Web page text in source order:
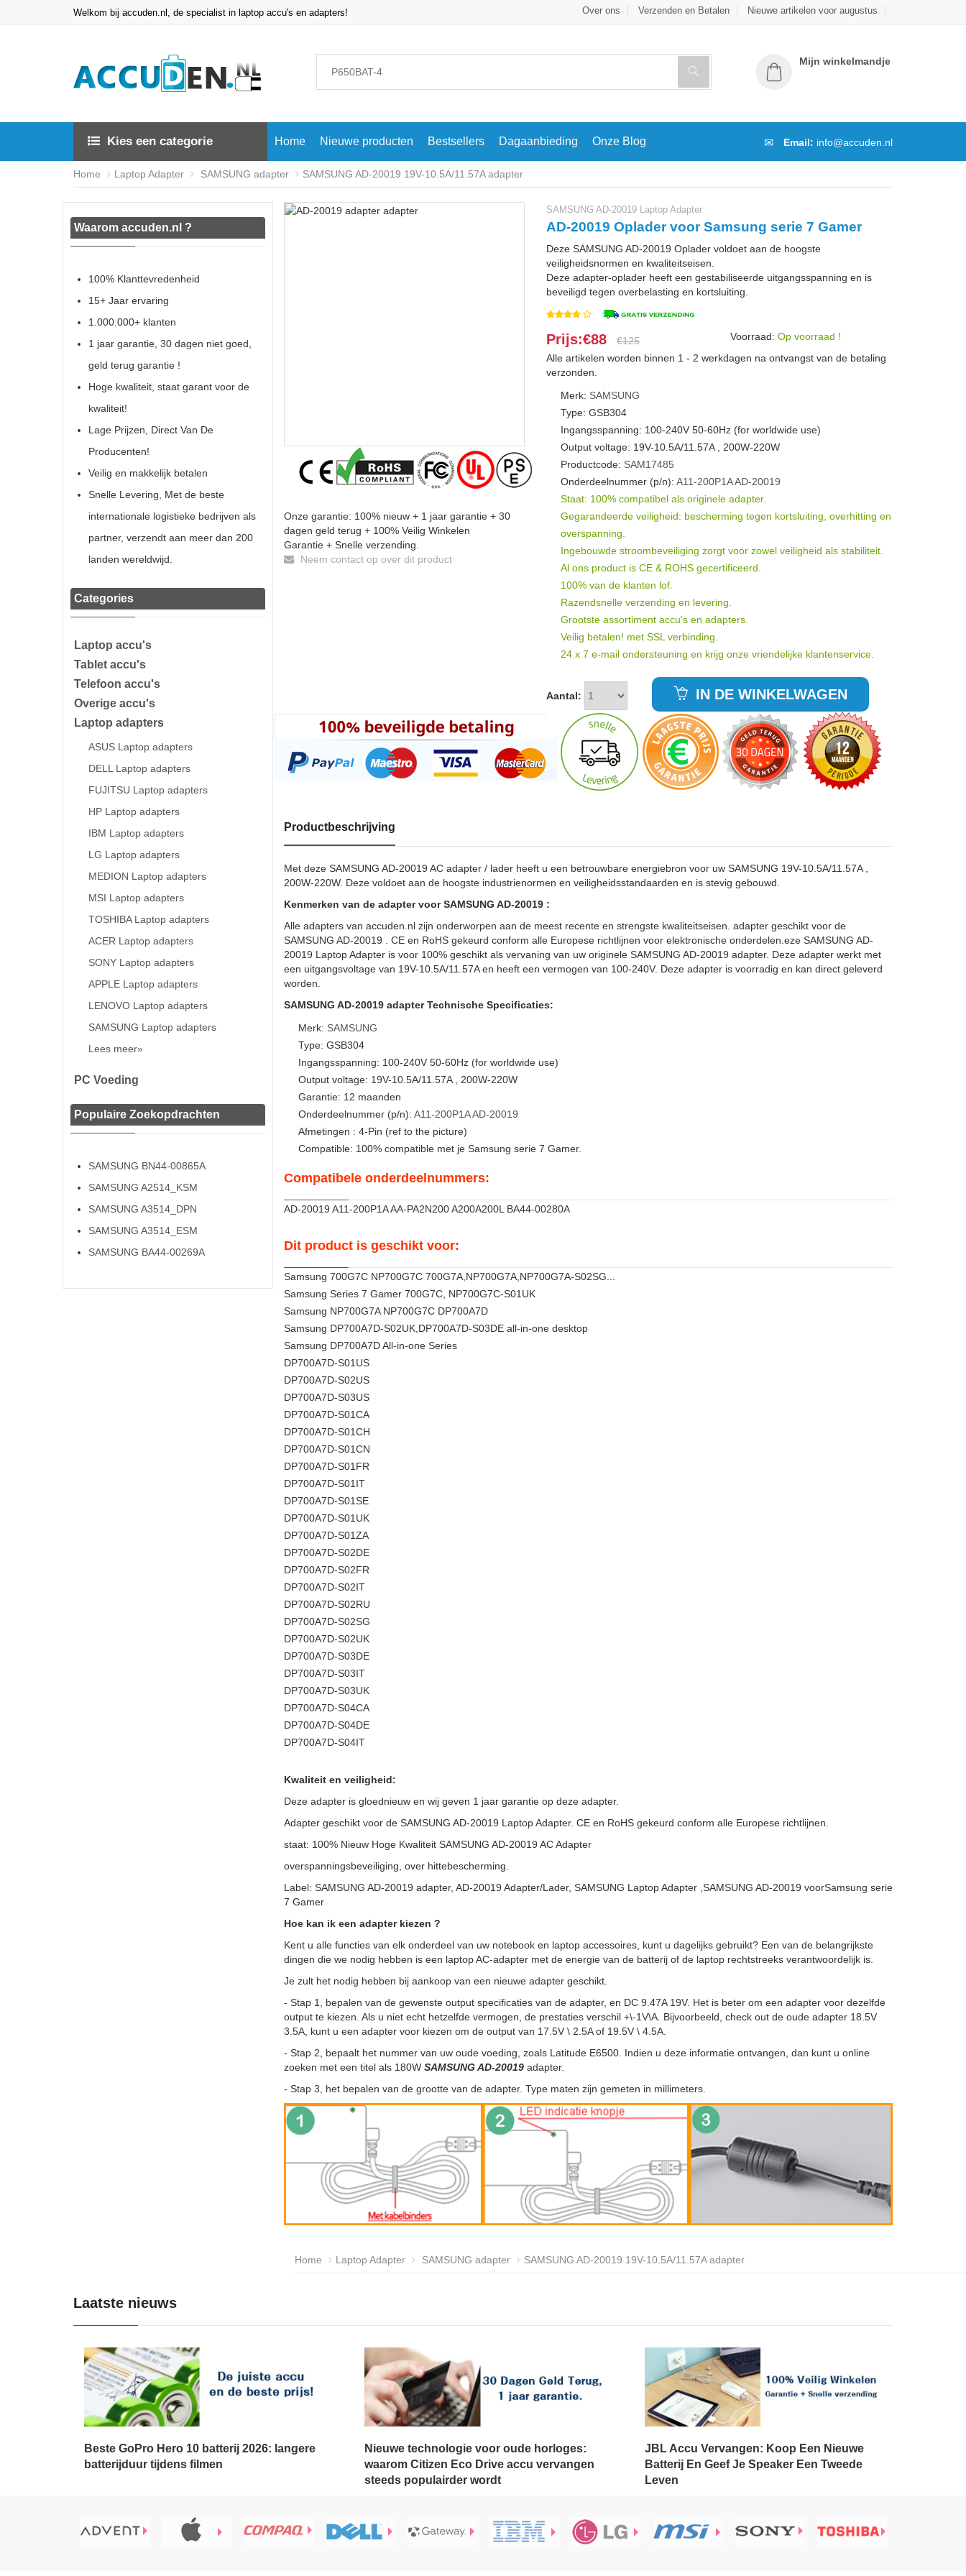
Welkom bij accuden.nl, de specialist in laptop accu's en adapters! Over ons Verzenden en Betalen Nieuwe artikelen voor augustus
Mijn winkelmandje
Kies een categorie Home Nieuwe producten Bestsellers Dagaanbieding Onze Blog Email: info@accuden.nl
Home Laptop Adapter SAMSUNG adapter SAMSUNG AD-20019 19V-10.5A/11.57A adapter
Waarom accuden.nl ?
100% Klanttevredenheid
15+ Jaar ervaring
1.000.000+ klanten
1 jaar garantie, 30 dagen niet goed,
geld terug garantie !
Hoge kwaliteit, staat garant voor de
kwaliteit!
Lage Prijzen, Direct Van De
Producenten!
Veilig en makkelijk betalen
Snelle Levering, Met de beste
internationale logistieke bedrijven als
partner, verzendt aan meer dan 200
landen wereldwijd.
Categories
Laptop accu's
Tablet accu's
Telefoon accu's
Overige accu's
Laptop adapters
ASUS Laptop adapters
DELL Laptop adapters
FUJITSU Laptop adapters
HP Laptop adapters
IBM Laptop adapters
LG Laptop adapters
MEDION Laptop adapters
MSI Laptop adapters
TOSHIBA Laptop adapters
ACER Laptop adapters
SONY Laptop adapters
APPLE Laptop adapters
LENOVO Laptop adapters
SAMSUNG Laptop adapters
Lees meer»
PC Voeding
Populaire Zoekopdrachten
SAMSUNG BN44-00865A
SAMSUNG A2514_KSM
SAMSUNG A3514_DPN
SAMSUNG A3514_ESM
SAMSUNG BA44-00269A
Onze garantie: 100% nieuw + 1 jaar garantie + 30
dagen geld terug + 100% Veilig Winkelen
Garantie + Snelle verzending.
Neem contact op over dit product
SAMSUNG AD-20019 Laptop Adapter
AD-20019 Oplader voor Samsung serie 7 Gamer
Deze SAMSUNG AD-20019 Oplader voldoet aan de hoogste
veiligheidsnormen en kwaliteitseisen.
Deze adapter-oplader heeft een gestabiliseerde uitgangsspanning en is
beveiligd tegen overbelasting en kortsluiting.
Prijs:€88 €125 Voorraad:Op voorraad !
Alle artikelen worden binnen 1 - 2 werkdagen na ontvangst van de betaling
verzonden.
Merk: SAMSUNG
Type: GSB304
Ingangsspanning: 100-240V 50-60Hz (for worldwide use)
Output voltage: 19V-10.5A/11.57A , 200W-220W
Productcode: SAM17485
Onderdeelnummer (p/n):A11-200P1AAD-20019
Staat: 100% compatibel als originele adapter.
Gegarandeerde veiligheid: bescherming tegen kortsluiting, overhitting en
overspanning.
Ingebouwde stroombeveiliging zorgt voor zowel veiligheid als stabiliteit.
Al ons product is CE & ROHS gecertificeerd.
100% van de klanten lof.
Razendsnelle verzending en levering.
Grootste assortiment accu's en adapters.
Veilig betalen! met SSL verbinding.
24 x 7 e-mail ondersteuning en krijg onze vriendelijke klantenservice.
Aantal: IN DE WINKELWAGEN
Productbeschrijving
Met deze SAMSUNG AD-20019 AC adapter / lader heeft u een betrouwbare energiebron voor uw SAMSUNG 19V-10.5A/11.57A ,
200W-220W. Deze voldoet aan de hoogste industrienormen en veiligheidsstandaarden en is stevig gebouwd.
Kenmerken van de adapter voor SAMSUNG AD-20019 :
Alle adapters van accuden.nl zijn onderworpen aan de meest recente en strengste kwaliteitseisen. adapter geschikt voor de
SAMSUNG AD-20019 . CE en RoHS gekeurd conform alle Europese richtlijnen voor elektronische onderdelen.eze SAMSUNG AD-
20019 Laptop Adapter is voor 100% geschikt als vervaning van uw originele SAMSUNG AD-20019 adapter. Deze adapter werkt met
een uitgangsvoltage van 19V-10.5A/11.57A en heeft een vermogen van 100-240V. Deze adapter is voorradig en kan direct geleverd
worden.
SAMSUNG AD-20019 adapter Technische Specificaties:
Merk: SAMSUNG
Type: GSB304
Ingangsspanning: 100-240V 50-60Hz (for worldwide use)
Output voltage: 19V-10.5A/11.57A , 200W-220W
Garantie: 12 maanden
Onderdeelnummer (p/n): A11-200P1A AD-20019
Afmetingen : 4-Pin (ref to the picture)
Compatible: 100% compatible met je Samsung serie 7 Gamer.
Compatibele onderdeelnummers:
AD-20019 A11-200P1A AA-PA2N200 A200A200L BA44-00280A
Dit product is geschikt voor:
Samsung 700G7C NP700G7C 700G7A,NP700G7A,NP700G7A-S02SG...
Samsung Series 7 Gamer 700G7C, NP700G7C-S01UK
Samsung NP700G7A NP700G7C DP700A7D
Samsung DP700A7D-S02UK,DP700A7D-S03DE all-in-one desktop
Samsung DP700A7D All-in-one Series
DP700A7D-S01US
DP700A7D-S02US
DP700A7D-S03US
DP700A7D-S01CA
DP700A7D-S01CH
DP700A7D-S01CN
DP700A7D-S01FR
DP700A7D-S01IT
DP700A7D-S01SE
DP700A7D-S01UK
DP700A7D-S01ZA
DP700A7D-S02DE
DP700A7D-S02FR
DP700A7D-S02IT
DP700A7D-S02RU
DP700A7D-S02SG
DP700A7D-S02UK
DP700A7D-S03DE
DP700A7D-S03IT
DP700A7D-S03UK
DP700A7D-S04CA
DP700A7D-S04DE
DP700A7D-S04IT
Kwaliteit en veiligheid:
Deze adapter is gloednieuw en wij geven 1 jaar garantie op deze adapter.
Adapter geschikt voor de SAMSUNG AD-20019 Laptop Adapter. CE en RoHS gekeurd conform alle Europese richtlijnen.
staat: 100% Nieuw Hoge Kwaliteit SAMSUNG AD-20019 AC Adapter
overspanningsbeveiliging, over hittebescherming.
Label: SAMSUNG AD-20019 adapter, AD-20019 Adapter/Lader, SAMSUNG Laptop Adapter ,SAMSUNG AD-20019 voorSamsung serie
7 Gamer
Hoe kan ik een adapter kiezen ?
Kent u alle functies van elk onderdeel van uw notebook en laptop accessoires, kunt u dagelijks gebruikt? Een van de belangrijkste
dingen die we nodig hebben is een laptop AC-adapter met de energie van de batterij of de laptop rechtstreeks verantwoordelijk is.
Je zult het nodig hebben bij aankoop van een nieuwe adapter geschikt.
- Stap 1, bepalen van de gewenste output specificaties van de adapter, en DC 9.47A 19V. Het is beter om een adapter voor dezelfde
output te kiezen. Als u niet echt hetzelfde vermogen, de prestaties verschil +\-1V\A. Bijvoorbeeld, check out de oude adapter 18.5V
3.5A, kunt u een adapter voor kiezen om de output van 17.5V \ 2.5A of 19.5V \ 4.5A.
- Stap 2, bepaalt het nummer van uw oude voeding, zoals Latitude E6500. Indien u deze informatie ontvangen, dan kunt u online
zoeken met een titel als 180W SAMSUNG AD-20019adapter.
- Stap 3, het bepalen van de grootte van de adapter. Type maten zijn gemeten in millimeters.
Home Laptop Adapter SAMSUNG adapter SAMSUNG AD-20019 19V-10.5A/11.57A adapter
Laatste nieuws
Beste GoPro Hero 10 batterij 2026: langere
batterijduur tijdens filmen
Nieuwe technologie voor oude horloges:
waarom Citizen Eco Drive accu vervangen
steeds populairder wordt
JBL Accu Vervangen: Koop Een Nieuwe
Batterij En Geef Je Speaker Een Tweede
Leven